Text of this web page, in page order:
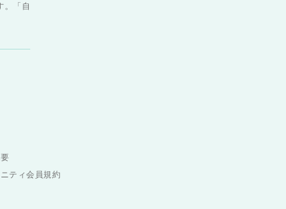
。「自
ティ会員規約